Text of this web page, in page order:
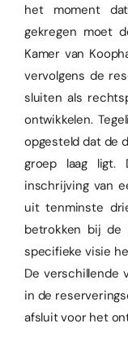
het moment
gekregen moet
Kamer van
vervolgens de
sluiten als
ontwikkelen.
opgesteld dat de
groep laag ligt.
inschrijving van
uit tenminste
betrokken bij
specifieke visie
De verschillende
in de
afsluit voor het